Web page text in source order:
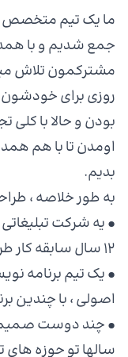
ما یک تیم متخصص
جمع شدیم و با
مشترکمون تلاش
روزی برای
بودن و حالا با
اومدن تا با هم
بدیم.
به طور خلاصه ،
• یه شرکت
۱۲ سال سابقه کار طراحی گرافیکی آنلاین دارن.
• یک تیم برنامه
اصولی ، با چندین
• چند دوست
سالها تو حوزه های